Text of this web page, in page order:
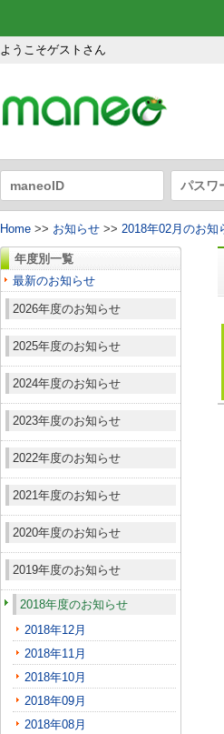
ようこそゲストさん
Home >> お知らせ >> 2018年02月のお知
年度別一覧
最新のお知らせ
2026年度のお知らせ
2025年度のお知らせ
2024年度のお知らせ
2023年度のお知らせ
2022年度のお知らせ
2021年度のお知らせ
2020年度のお知らせ
2019年度のお知らせ
2018年度のお知らせ
2018年12月
2018年11月
2018年10月
2018年09月
2018年08月